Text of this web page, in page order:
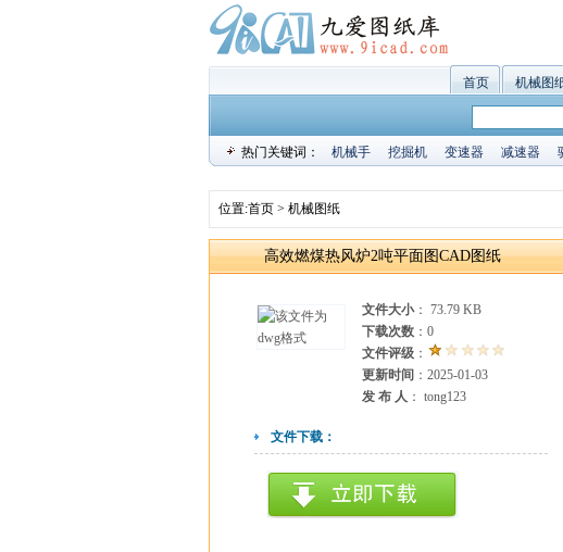
首页 机械图
热门关键词： 机械手 挖掘机 变速器 减速器
位置:首页 > 机械图纸
高效燃煤热风炉2吨平面图CAD图纸
文件大小： 73.79 KB
下载次数 ： 0
文件评级 ：
更新时间 ：2025-01-03
发 布 人 ： tong123
文件下载：